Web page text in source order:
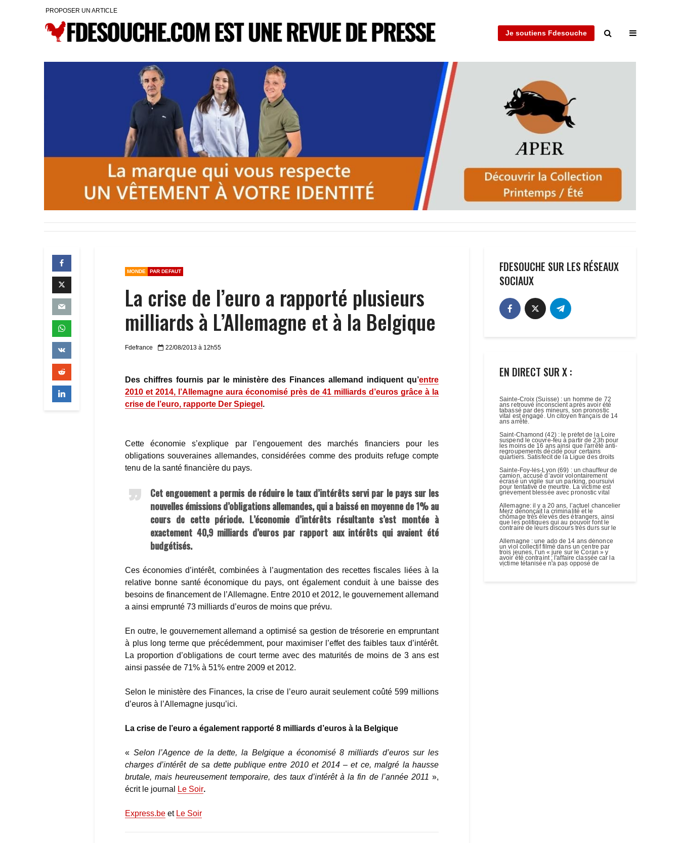
PROPOSER UN ARTICLE
Je soutiens Fdesouche
MONDE PAR DEFAUT
La crise de l’euro a rapporté plusieurs
milliards à L’Allemagne et à la Belgique
Fdefrance 22/08/2013 à 12h55
Des chiffres fournis par le ministère des Finances allemand indiquent qu’entre
2010 et 2014, l’Allemagne aura économisé près de 41 milliards d’euros grâce à la
crise de l’euro, rapporte Der Spiegel .
Cette économie s’explique par l’engouement des marchés financiers pour les
obligations souveraines allemandes, considérées comme des produits refuge compte
tenu de la santé financière du pays.
Cet engouement a permis de réduire le taux d’intérêts servi par le pays sur les
nouvelles émissions d’obligations allemandes, qui a baissé en moyenne de 1% au
cours de cette période. L’économie d’intérêts résultante s’est montée à
exactement 40,9 milliards d’euros par rapport aux intérêts qui avaient été
budgétisés.
Ces économies d’intérêt, combinées à l’augmentation des recettes fiscales liées à la
relative bonne santé économique du pays, ont également conduit à une baisse des
besoins de financement de l’Allemagne. Entre 2010 et 2012, le gouvernement allemand
a ainsi emprunté 73 milliards d’euros de moins que prévu.
En outre, le gouvernement allemand a optimisé sa gestion de trésorerie en empruntant
à plus long terme que précédemment, pour maximiser l’effet des faibles taux d’intérêt.
La proportion d’obligations de court terme avec des maturités de moins de 3 ans est
ainsi passée de 71% à 51% entre 2009 et 2012.
Selon le ministère des Finances, la crise de l’euro aurait seulement coûté 599 millions
d’euros à l’Allemagne jusqu’ici.
La crise de l’euro a également rapporté 8 milliards d’euros à la Belgique
« Selon l’Agence de la dette, la Belgique a économisé 8 milliards d’euros sur les
charges d’intérêt de sa dette publique entre 2010 et 2014 – et ce, malgré la hausse
brutale, mais heureusement temporaire, des taux d’intérêt à la fin de l’année 2011 »,
écrit le journal
Le Soir.
Express.be et Le Soir
FDESOUCHE SUR LES RÉSEAUX
SOCIAUX
EN DIRECT SUR X :